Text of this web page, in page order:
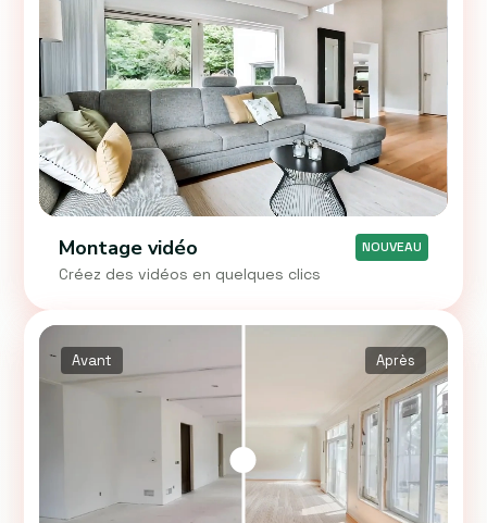
Montage vidéo NOUVEAU
Créez des vidéos en quelques clics
Avant Après